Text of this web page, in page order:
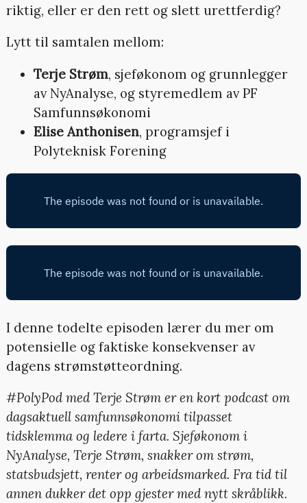
riktig, eller er den rett og slett urettferdig?
Lytt til samtalen mellom:
Terje Strøm, sjeføkonom og grunnlegger
av NyAnalyse, og styremedlem av PF
Samfunnsøkonomi
Elise Anthonisen, programsjef i
Polyteknisk Forening
I denne todelte episoden lærer du mer om
potensielle og faktiske konsekvenser av
dagens strømstøtteordning.
#PolyPod med Terje Strøm er en kort podcast om
dagsaktuell samfunnsøkonomi tilpasset
tidsklemma og ledere i farta. Sjeføkonom i
NyAnalyse, Terje Strøm, snakker om strøm,
statsbudsjett, renter og arbeidsmarked. Fra tid til
annen dukker det opp gjester med nytt skråblikk.